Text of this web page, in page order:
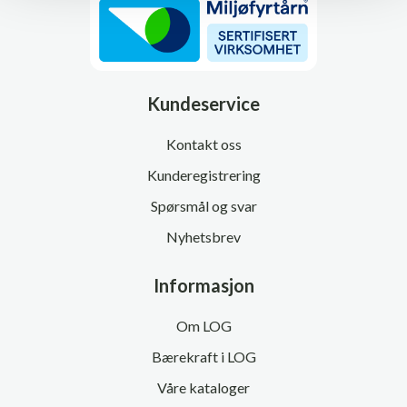
Kundeservice
Kontakt oss
Kunderegistrering
Spørsmål og svar
Nyhetsbrev
Informasjon
Om LOG
Bærekraft i LOG
Våre kataloger